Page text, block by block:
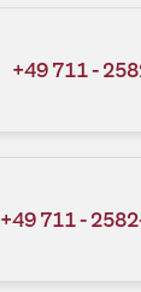
+49 711 -
+49 711 -